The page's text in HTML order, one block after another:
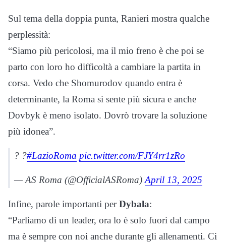
Sul tema della doppia punta, Ranieri mostra qualche
perplessità:
“Siamo più pericolosi, ma il mio freno è che poi se
parto con loro ho difficoltà a cambiare la partita in
corsa. Vedo che Shomurodov quando entra è
determinante, la Roma si sente più sicura e anche
Dovbyk è meno isolato. Dovrò trovare la soluzione
più idonea”.
? ?#LazioRoma pic.twitter.com/FJY4rr1zRo
— AS Roma (@OfficialASRoma) April 13, 2025
Infine, parole importanti perDybala:
“Parliamo di un leader, ora lo è solo fuori dal campo
ma è sempre con noi anche durante gli allenamenti. Ci